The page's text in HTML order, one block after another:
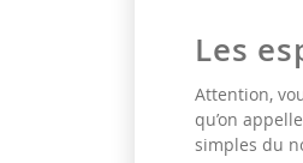
Les
Attention,
qu’on
simples du